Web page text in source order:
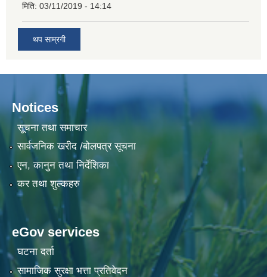
मिति: 03/11/2019 - 14:14
थप साम्रगी
Notices
सूचना तथा समाचार
सार्वजनिक खरीद /बोलपत्र सूचना
एन, कानुन तथा निर्देशिका
कर तथा शुल्कहरु
eGov services
घटना दर्ता
सामाजिक सुरक्षा भत्ता प्रतिवेदन